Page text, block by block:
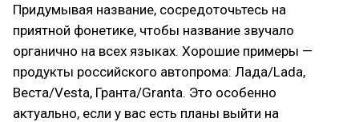
Придумывая название, сосредоточьтесь на
приятной фонетике, чтобы название звучало
органично на всех языках. Хорошие примеры —
продукты российского автопрома: Лада/Lada,
Веста/Vesta, Гранта/Granta. Это особенно
актуально, если у вас есть планы выйти на